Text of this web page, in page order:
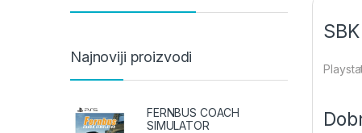
Najnoviji proizvodi
FERNBUS COACH
SIMULATOR